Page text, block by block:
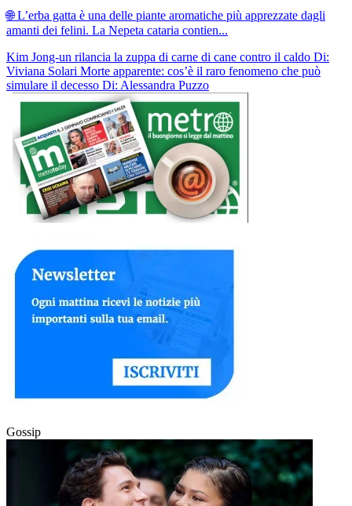
🌐 L’erba gatta è una delle piante aromatiche più apprezzate dagli
amanti dei felini. La Nepeta cataria contien...
Kim Jong-un rilancia la zuppa di carne di cane contro il caldo Di:
Viviana Solari Morte apparente: cos’è il raro fenomeno che può
simulare il decesso Di: Alessandra Puzzo
Gossip